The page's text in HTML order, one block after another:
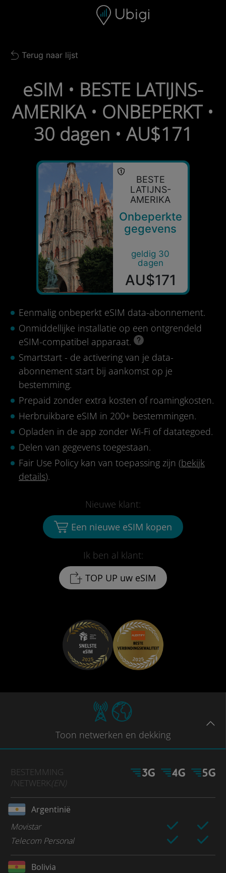
Navigatiebalk Voettekst
Back to list
Terug naar lijst
eSIM • BESTE LATIJNS-
AMERIKA • ONBEPERKT •
30 dagen • AU$171
BESTE
LATIJNS-
AMERIKA
Onbeperkte
gegevens
geldig 30
dagen
AU$171
Eenmalig onbeperkt eSIM data-abonnement.
Onmiddellijke installatie op een ontgrendeld
eSIM-compatibel apparaat.
Smartstart - de activering van je data-
abonnement start bij aankomst op je
bestemming.
Prepaid zonder extra kosten of roamingkosten.
Herbruikbare eSIM in 200+ bestemmingen.
Opladen in de app zonder Wi-Fi of datategoed.
Delen van gegevens toegestaan.
Fair Use Policy kan van toepassing zijn (bekijk
details).
Ik ben al klant:
TOP UP uw eSIM
Nieuwe klant:
Een nieuwe eSIM kopen
Toon netwerken en dekking
BESTEMMING
/NETWERK(EN)
Argentinië
Movistar
Telecom Personal
Bolivia